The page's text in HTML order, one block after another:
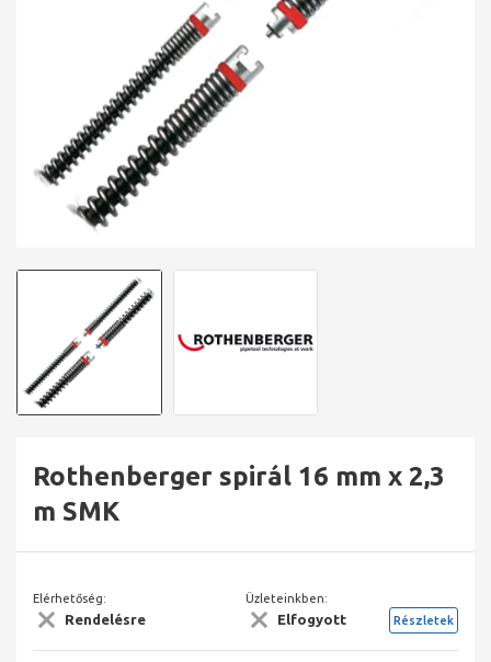
Rothenberger spirál 16 mm x 2,3
m SMK
Elérhetőség:
Rendelésre
Üzleteinkben:
Elfogyott Részletek